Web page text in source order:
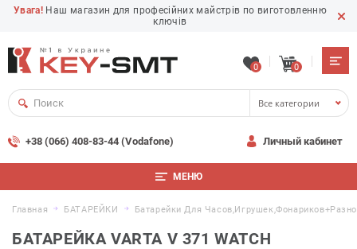
Увага! Наш магазин для професійних майстрів по виготовленню
ключів
0 0
Все категории
+38 (066) 408-83-44 (Vodafone) Личный кабинет
МЕНЮ
Главная БАТАРЕЙКИ Батарейки Для
БАТАРЕЙКА VARTA V 371 WATCH